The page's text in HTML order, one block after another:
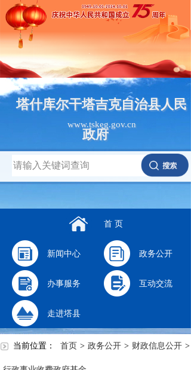
塔什库尔干塔吉克自治县人民
政府
www.tskeg.gov.cn
首 页
新闻中心 政务公开
办事服务 互动交流
走进塔县
当前位置： 首页 > 政务公开 > 财政信息公开 >